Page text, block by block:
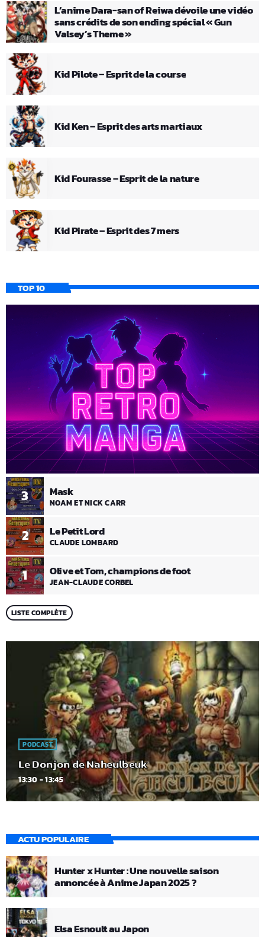
L’anime Dara-san of Reiwa dévoile une vidéo
sans crédits de son ending spécial « Gun
Valsey’s Theme »
Kid Pilote – Esprit de la course
Kid Ken – Esprit des arts martiaux
Kid Fourasse – Esprit de la nature
Kid Pirate – Esprit des 7 mers
TOP 10
1 Olive et Tom, champions de foot
JEAN-CLAUDE CORBEL
2 Le Petit Lord
CLAUDE LOMBARD
3 Mask
NOAM ET NICK CARR
LISTE COMPLÈTE
PODCAST
Le Donjon de Naheulbeuk
13:30 - 13:45
ACTU POPULAIRE
Hunter x Hunter : Une nouvelle saison
annoncée à Anime Japan 2025 ?
Elsa Esnoult au Japon